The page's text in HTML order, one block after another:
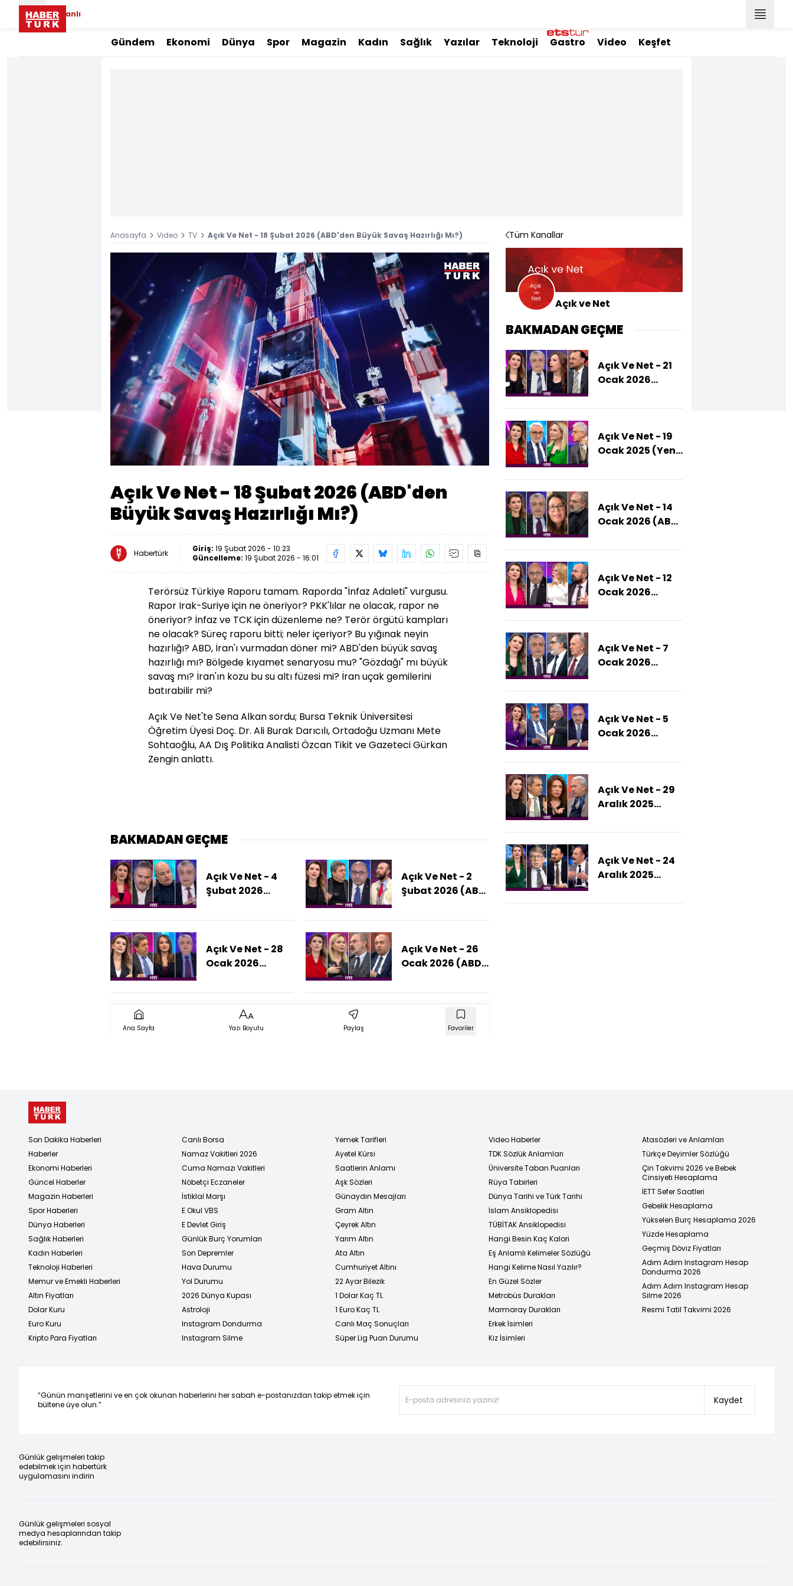
Canlı
Gündem Ekonomi Dünya Spor Magazin Kadın Sağlık Yazılar Teknoloji Gastro Video Keşfet
Anasayfa Video TV Açık Ve Net - 18 Şubat 2026 (ABD'den Büyük Savaş Hazırlığı Mı?)
Sesi
Aç
Yüklendi
0.49%
Oynatma
Hızı
Açık Ve Net - 18 Şubat 2026 (ABD'den
Büyük Savaş Hazırlığı Mı?)
Habertürk Giriş: 19 Şubat 2026 - 10:23
Güncelleme: 19 Şubat 2026 - 16:01
Terörsüz Türkiye Raporu tamam. Raporda "İnfaz Adaleti" vurgusu.
Rapor Irak-Suriye için ne öneriyor? PKK'lılar ne olacak, rapor ne
öneriyor? İnfaz ve TCK için düzenleme ne? Terör örgütü kampları
ne olacak? Süreç raporu bitti; neler içeriyor? Bu yığınak neyin
hazırlığı? ABD, İran'ı vurmadan döner mi? ABD'den büyük savaş
hazırlığı mı? Bölgede kıyamet senaryosu mu? "Gözdağı" mı büyük
savaş mı? İran'ın kozu bu su altı füzesi mi? İran uçak gemilerini
batırabilir mi?
Açık Ve Net'te Sena Alkan sordu; Bursa Teknik Üniversitesi
Öğretim Üyesi Doç. Dr. Ali Burak Darıcılı, Ortadoğu Uzmanı Mete
Sohtaoğlu, AA Dış Politika Analisti Özcan Tikit ve Gazeteci Gürkan
Zengin anlattı.
BAKMADAN GEÇME
Açık Ve Net - 4
Şubat 2026
Gerilimi Nasıl
Açık Ve Net - 2
Şubat 2026 (ABD
Başlıyor Mu?)
Açık Ve Net - 28
Ocak 2026
Saldırı Planı Ne?)
Açık Ve Net - 26
Ocak 2026 (ABD
Mı?)
Ana Sayfa Yazı Boyutu Paylaş Favoriler
Tüm Kanallar
Açık ve Net
BAKMADAN GEÇME
Açık Ve Net - 21
Ocak 2026
Ortaklığı Bitti
Açık Ve Net - 19
Ocak 2025 (Yeni
Neler
Açık Ve Net - 14
Ocak 2026 (ABD,
Hamle
Açık Ve Net - 12
Ocak 2026
Rejim Değişimi
Açık Ve Net - 7
Ocak 2026
Temizlenecek
Açık Ve Net - 5
Ocak 2026
Etti:
Grönland'a,
Sıradaki Kim
Açık Ve Net - 29
Aralık 2025
Sahneye Mi
Açık Ve Net - 24
Aralık 2025
Dakika Neler
Son Dakika Haberleri
Haberler
Ekonomi Haberleri
Güncel Haberler
Magazin Haberleri
Spor Haberleri
Dünya Haberleri
Sağlık Haberleri
Kadın Haberleri
Teknoloji Haberleri
Memur ve Emekli Haberleri
Altın Fiyatları
Dolar Kuru
Euro Kuru
Kripto Para Fiyatları
Canlı Borsa
Namaz Vakitleri 2026
Cuma Namazı Vakitleri
Nöbetçi Eczaneler
İstiklal Marşı
E Okul VBS
E Devlet Giriş
Günlük Burç Yorumları
Son Depremler
Hava Durumu
Yol Durumu
2026 Dünya Kupası
Astroloji
Instagram Dondurma
Instagram Silme
Yemek Tarifleri
Ayetel Kürsi
Saatlerin Anlamı
Aşk Sözleri
Günaydın Mesajları
Gram Altın
Çeyrek Altın
Yarım Altın
Ata Altın
Cumhuriyet Altını
22 Ayar Bilezik
1 Dolar Kaç TL
1 Euro Kaç TL
Canlı Maç Sonuçları
Süper Lig Puan Durumu
Video Haberler
TDK Sözlük Anlamları
Üniversite Taban Puanları
Rüya Tabirleri
Dünya Tarihi ve Türk Tarihi
İslam Ansiklopedisi
TÜBİTAK Ansiklopedisi
Hangi Besin Kaç Kalori
Eş Anlamlı Kelimeler Sözlüğü
Hangi Kelime Nasıl Yazılır?
En Güzel Sözler
Metrobüs Durakları
Marmaray Durakları
Erkek İsimleri
Kız İsimleri
Atasözleri ve Anlamları
Türkçe Deyimler Sözlüğü
Çin Takvimi 2026 ve Bebek
Cinsiyeti Hesaplama
İETT Sefer Saatleri
Gebelik Hesaplama
Yükselen Burç Hesaplama 2026
Yüzde Hesaplama
Geçmiş Döviz Fiyatları
Adım Adım Instagram Hesap
Dondurma 2026
Adım Adım Instagram Hesap
Silme 2026
Resmi Tatil Takvimi 2026
“Günün manşetlerini ve en çok okunan haberlerini her sabah e-postanızdan takip etmek için
bültene üye olun.”
Kaydet
Günlük gelişmeleri takip
edebilmek için habertürk
uygulamasını indirin
Günlük gelişmeleri sosyal
medya hesaplarından takip
edebilirsiniz.